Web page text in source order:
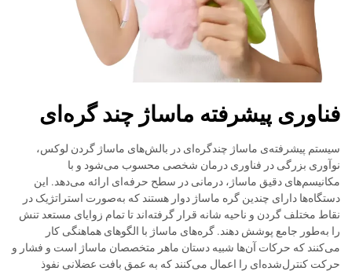
فناوری پیشرفته ماساژ چند گره‌ای
سیستم پیشرفته‌ی ماساژ چندگره‌ای در بالش‌های ماساژ گردن لوکس،
نوآوری بزرگی در فناوری درمان شخصی محسوب می‌شود و با
مکانیسم‌های دقیق ماساژ، درمانی در سطح حرفه‌ای ارائه می‌دهد. این
دستگاه‌ها دارای چندین گره ماساژ دوار هستند که به‌صورت استراتژیک در
نقاط مختلف گردن و ناحیه شانه قرار گرفته‌اند تا تمام زوایای مستعد تنش
را به‌طور جامع پوشش دهند. گره‌های ماساژ با الگوهای هماهنگی کار
می‌کنند که حرکات آن‌ها شبیه دستان ماهر متخصصان ماساژ است و فشار و
حرکت کنترل‌شده‌ای را اعمال می‌کنند که به عمق بافت عضلانی نفوذ